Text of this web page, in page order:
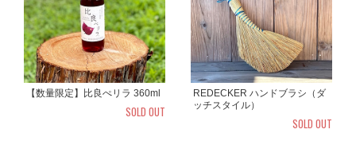
【数量限定】比良ぺリラ 360ml
SOLD OUT
REDECKER ハンドブラシ（ダ
ッチスタイル）
SOLD OUT